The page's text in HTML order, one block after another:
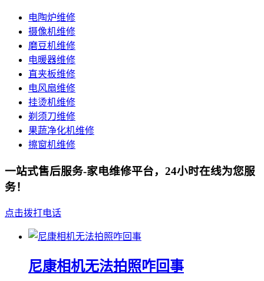
电陶炉维修
摄像机维修
磨豆机维修
电暖器维修
直夹板维修
电风扇维修
挂烫机维修
剃须刀维修
果蔬净化机维修
擦窗机维修
一站式售后服务-家电维修平台，24小时在线为您服
务！
点击拨打电话
尼康相机无法拍照咋回事